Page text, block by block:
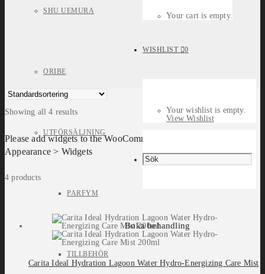
SHU UEMURA
ORIBE
UTFÖRSÄLJNING
PARFYM
TILLBEHÖR
Your cart is empty.
WISHLIST 0
Your wishlist is empty.
View Wishlist
Boka behandling
Showing all 4 results
Please add widgets to the WooCommerce Filters widget area in
Appearance > Widgets
4 products
Carita Ideal Hydration Lagoon Water Hydro-Energizing Care Mist